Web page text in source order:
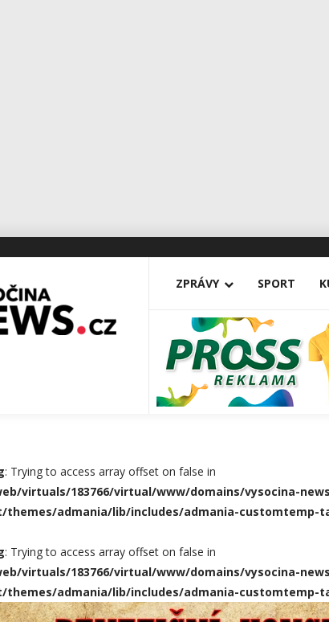
ZPRÁVY SPORT
: Trying to access array offset on false in
virtuals/183766/virtual/www/domains/vysocina-
themes/admania/lib/includes/admania-customtemp-
: Trying to access array offset on false in
virtuals/183766/virtual/www/domains/vysocina-
themes/admania/lib/includes/admania-customtemp-